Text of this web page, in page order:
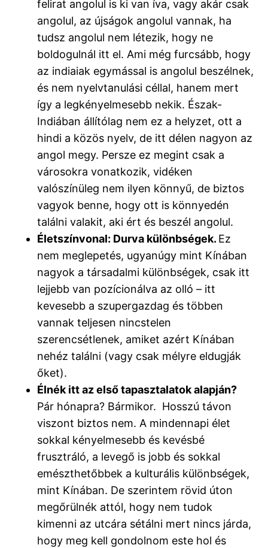
felirat angolul is ki van íva, vagy akár csak
angolul, az újságok angolul vannak, ha
tudsz angolul nem létezik, hogy ne
boldogulnál itt el. Ami még furcsább, hogy
az indiaiak egymással is angolul beszélnek,
és nem nyelvtanulási céllal, hanem mert
így a legkényelmesebb nekik. Észak-
Indiában állítólag nem ez a helyzet, ott a
hindi a közös nyelv, de itt délen nagyon az
angol megy. Persze ez megint csak a
városokra vonatkozik, vidéken
valószínüleg nem ilyen könnyű, de biztos
vagyok benne, hogy ott is könnyedén
találni valakit, aki ért és beszél angolul.
Életszínvonal: Durva különbségek. Ez
nem meglepetés, ugyanúgy mint Kínában
nagyok a társadalmi különbségek, csak itt
lejjebb van pozícionálva az olló – itt
kevesebb a szupergazdag és többen
vannak teljesen nincstelen
szerencsétlenek, amiket azért Kínában
nehéz találni (vagy csak mélyre eldugják
őket).
Élnék itt az első tapasztalatok alapján?
Pár hónapra? Bármikor. Hosszú távon
viszont biztos nem. A mindennapi élet
sokkal kényelmesebb és kevésbé
frusztráló, a levegő is jobb és sokkal
emészthetőbbek a kulturális különbségek,
mint Kínában. De szerintem rövid úton
megőrülnék attól, hogy nem tudok
kimenni az utcára sétálni mert nincs járda,
hogy meg kell gondolnom este hol és